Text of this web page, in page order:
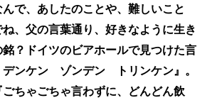
んで、あしたのことや、難しいこと
、父の言葉通り、好きなように生き
銘？ドイツのビアホールで見つけた言
デンケン ゾンデン トリンケン』。
ちゃごちゃ言わずに、どんどん飲